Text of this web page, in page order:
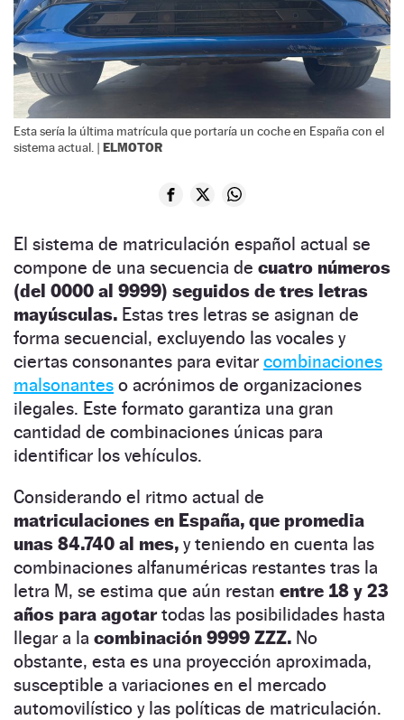
Esta sería la última matrícula que portaría un coche en España con el
sistema actual. | ELMOTOR
El sistema de matriculación español actual se
compone de una secuencia de cuatro números
(del 0000 al 9999) seguidos de tres letras
mayúsculas. Estas tres letras se asignan de
forma secuencial, excluyendo las vocales y
ciertas consonantes para evitar combinaciones
malsonantes o acrónimos de organizaciones
ilegales. Este formato garantiza una gran
cantidad de combinaciones únicas para
identificar los vehículos.
Considerando el ritmo actual de
matriculaciones en España, que promedia
unas 84.740 al mes, y teniendo en cuenta las
combinaciones alfanuméricas restantes tras la
letra M, se estima que aún restan entre 18 y 23
años para agotartodas las posibilidades hasta
llegar a la combinación 9999 ZZZ. No
obstante, esta es una proyección aproximada,
susceptible a variaciones en el mercado
automovilístico y las políticas de matriculación.